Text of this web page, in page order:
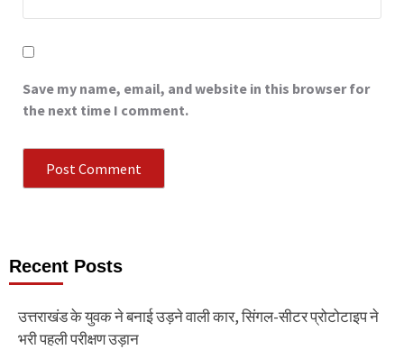
Save my name, email, and website in this browser for
the next time I comment.
Recent Posts
उत्तराखंड के युवक ने बनाई उड़ने वाली कार, सिंगल-सीटर प्रोटोटाइप ने
भरी पहली परीक्षण उड़ान